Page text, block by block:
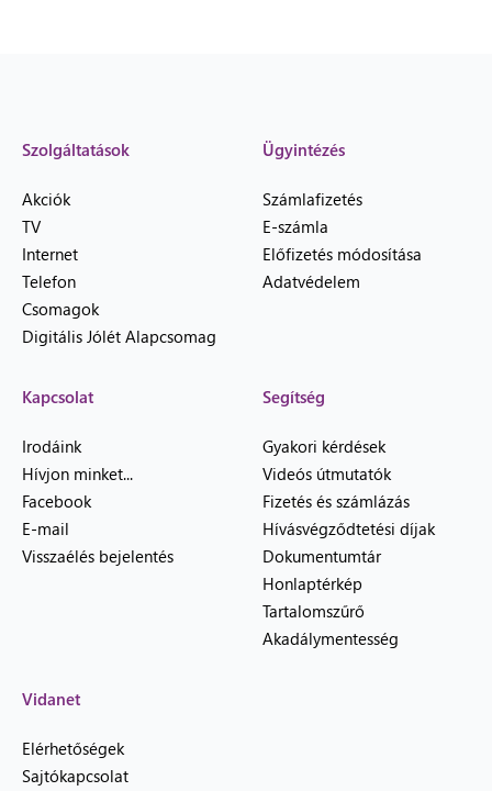
Szolgáltatások
Akciók
TV
Internet
Telefon
Csomagok
Digitális Jólét Alapcsomag
Ügyintézés
Számlafizetés
E-számla
Előfizetés módosítása
Adatvédelem
Kapcsolat
Irodáink
Hívjon minket...
Facebook
E-mail
Visszaélés bejelentés
Segítség
Gyakori kérdések
Videós útmutatók
Fizetés és számlázás
Hívásvégződtetési díjak
Dokumentumtár
Honlaptérkép
Tartalomszűrő
Akadálymentesség
Vidanet
Elérhetőségek
Sajtókapcsolat